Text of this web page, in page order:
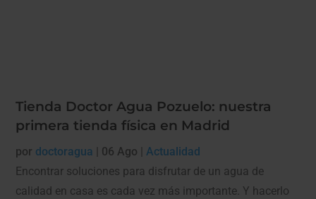
Tienda Doctor Agua Pozuelo: nuestra
primera tienda física en Madrid
por doctoragua 06 Ago |Actualidad
Encontrar soluciones para disfrutar de un agua de
calidad en casa es cada vez más importante. Y hacerlo